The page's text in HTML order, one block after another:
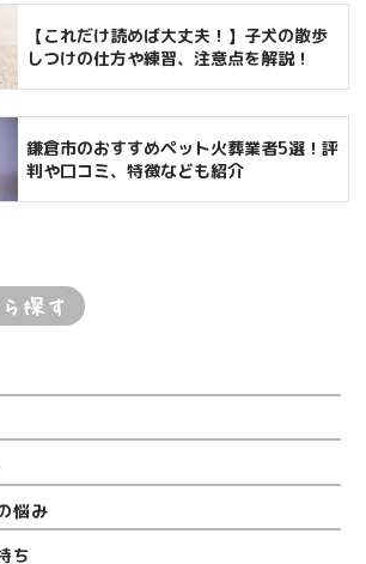
【これだけ読めば大丈夫！】子犬の散歩
しつけの仕方や練習、注意点を解説！
鎌倉市のおすすめペット火葬業者5選！評
判や口コミ、特徴なども紹介
探す
悩み
ち